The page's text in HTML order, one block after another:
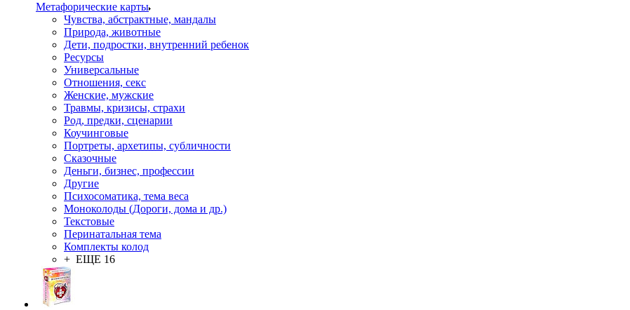
Mетафорические карты
Чувства, абстрактные, мандалы
Природа, животные
Дети, подростки, внутренний ребенок
Ресурсы
Универсальные
Отношения, секс
Женские, мужские
Травмы, кризисы, страхи
Род, предки, сценарии
Коучинговые
Портреты, архетипы, субличности
Сказочные
Деньги, бизнес, профессии
Другие
Психосоматика, тема веса
Моноколоды (Дороги, дома и др.)
Текстовые
Перинатальная тема
Комплекты колод
+ ЕЩЕ 16